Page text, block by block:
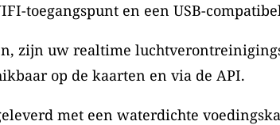
toegangspunt en een USB-
zijn uw realtime
op de kaarten en via de API.
met een waterdichte